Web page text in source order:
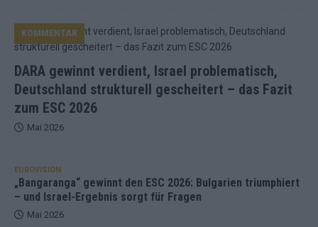
DARA gewinnt verdient, Israel problematisch,
Deutschland strukturell gescheitert – das Fazit
zum ESC 2026
KOMMENTAR
Mai 2026
EUROVISION
„Bangaranga“ gewinnt den ESC 2026: Bulgarien triumphiert
– und Israel-Ergebnis sorgt für Fragen
Mai 2026